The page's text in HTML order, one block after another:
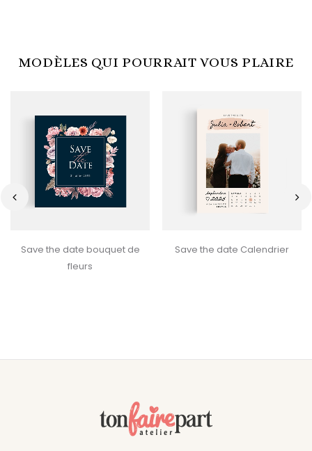
MODÈLES QUI POURRAIT VOUS PLAIRE
Save the date bouquet de
fleurs
Save the date Calendrier